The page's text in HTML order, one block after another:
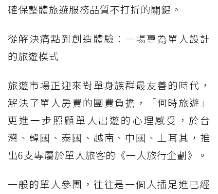
確保整體旅遊服務品質不打折的關鍵。
從解決痛點到創造體驗：一場專為單人設計
的旅遊模式
旅遊市場正迎來對單身族群最友善的時代，
解決了單人房費的團費負擔，「何時旅遊」
更進一步照顧單人出遊的心理感受，於台
灣、韓國、泰國、越南、中國、土耳其，推
出6支專屬於單人旅客的《一人旅行企劃》。
一般的單人參團，往往是一個人插足進已經